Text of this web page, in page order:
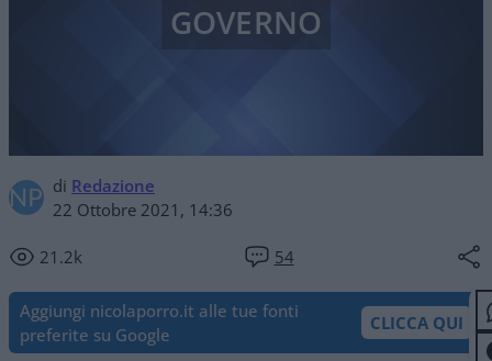
di Redazione
22 Ottobre 2021, 14:36
21.2k 54
GOVERNO
Aggiungi nicolaporro.it alle tue fonti
preferite su Google
CLICCA QUI